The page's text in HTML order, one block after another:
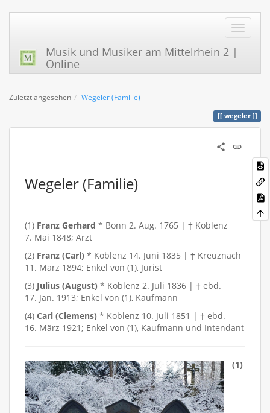
Musik und Musiker am Mittelrhein 2 |
Online
Zuletzt angesehen Wegeler (Familie)
wegeler
Wegeler (Familie)
(1) Franz Gerhard * Bonn 2. Aug. 1765 | † Koblenz
7. Mai 1848; Arzt
(2) Franz (Carl) * Koblenz 14. Juni 1835 | † Kreuznach
11. März 1894; Enkel von (1), Jurist
(3) Julius (August) * Koblenz 2. Juli 1836 | † ebd.
17. Jan. 1913; Enkel von (1), Kaufmann
(4) Carl (Clemens) * Koblenz 10. Juli 1851 | † ebd.
16. März 1921; Enkel von (1), Kaufmann und Intendant
(1)